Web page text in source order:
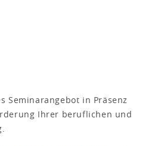
Seminarangebot in Präsenz
Ihrer beruflichen und